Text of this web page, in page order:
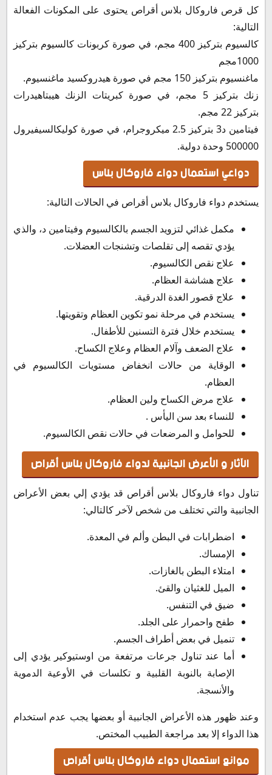
كل قرص فاروكال بلاس أقراص يحتوى على المكونات الفعالة
التالية:
كالسيوم بتركيز 400 مجم، في صورة كربونات كالسيوم بتركيز
1000مجم
ماغنسيوم بتركيز 150 مجم في صورة هيدروكسيد ماغنسيوم.
زنك بتركيز 5 مجم، في صورة كبريتات الزنك هيبتاهيدرات
بتركيز 22 مجم.
فيتامين د3 بتركيز 2.5 ميكروجرام، في صورة كوليكالسيفيرول
500000 وحدة دولية.
دواعي استعمال دواء فاروكال بلاس
يستخدم دواء فاروكال بلاس أقراص في الحالات التالية:
مكمل غذائي لتزويد الجسم بالكالسيوم وفيتامين د، والذي
يؤدي تقصه إلى تقلصات وتشنجات العضلات.
علاج نقص الكالسيوم.
علاج هشاشة العظام.
علاج قصور الغدة الدرقية.
يستخدم في مرحلة نمو تكوين العظام وتقويتها.
يستخدم خلال فترة التسنين للأطفال.
علاج الضعف وآلام العظام وعلاج الكساح.
الوقاية من حالات انخفاض مستويات الكالسيوم في
العظام.
علاج مرض الكساح ولين العظام.
للنساء بعد سن اليأس .
للحوامل و المرضعات في حالات نقص الكالسيوم.
الآثار و الأعرض الجانبية لدواء فاروكال بلاس أقراص
تناول دواء فاروكال بلاس أقراص قد يؤدي إلي بعض الأعراض
الجانبية والتي تختلف من شخص لآخر كالتالي:
اضطرابات في البطن وألم في المعدة.
الإمساك.
امتلاء البطن بالغازات.
الميل للغثيان والقئ.
ضيق في التنفس.
طفح واحمرار على الجلد.
تنميل في بعض أطراف الجسم.
أما عند تناول جرعات مرتفعة من اوستيوكير يؤدي إلى
الإصابة بالنوبة القلبية و تكلسات في الأوعية الدموية
والأنسجة.
وعند ظهور هذه الأعراض الجانبية أو بعضها يجب عدم استخدام
هذا الدواء إلا بعد مراجعة الطبيب المختص.
موانع استعمال دواء فاروكال بلاس أقراص